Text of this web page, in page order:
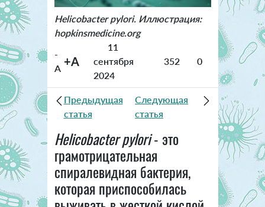
Helicobacter pylori. Иллюстрация:
hopkinsmedicine.org
-
A +A
11
сентября
2024
352 0
Предыдущая
статья
Следующая
статья
Helicobacter pylori- это
грамотрицательная
спиралевидная бактерия,
которая приспособилась